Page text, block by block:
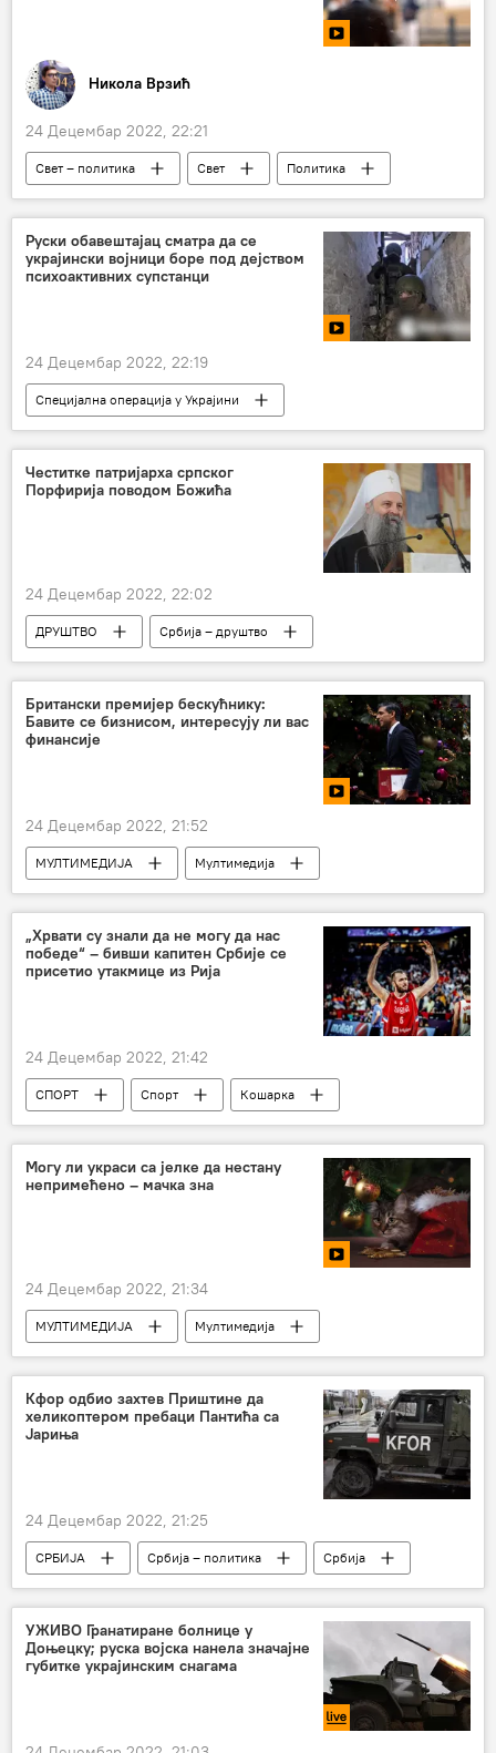
Никола Врзић
24 Децембар 2022, 22:21
Свет – политика Свет
Политика
Нови Спутњик поредак с Николом Врзићем
Србија – политика
Анализе и мишљења
Руски обавештајац сматра да се
украјински војници боре под дејством
психоактивних супстанци
24 Децембар 2022, 22:19
Специјална операција у Украјини
Специјална војна операција у Украјини – вести
Драматичне исповести из Донбаса
Честитке патријарха српског
Порфирија поводом Божића
24 Децембар 2022, 22:02
ДРУШТВО
Србија – друштво
Србија
Друштво
Британски премијер бескућнику:
Бавите се бизнисом, интересују ли вас
финансије
24 Децембар 2022, 21:52
МУЛТИМЕДИЈА
Мултимедија
Видео-клуб
Свет
„Хрвати су знали да не могу да нас
победе“ – бивши капитен Србије се
присетио утакмице из Рија
24 Децембар 2022, 21:42
СПОРТ Спорт
Кошарка
Милан Мачван
Могу ли украси са јелке да нестану
непримећено – мачка зна
24 Децембар 2022, 21:34
МУЛТИМЕДИЈА
Мултимедија
Видео-клуб
кућни љубимци
Кфор одбио захтев Приштине да
хеликоптером пребаци Пантића са
Јариња
24 Децембар 2022, 21:25
СРБИЈА Србија – политика
Србија
Политика
Криза на северу КиМ
Косово и Метохија (КиМ)
УЖИВО Гранатиране болнице у
Доњецку; руска војска нанела значајне
губитке украјинским снагама